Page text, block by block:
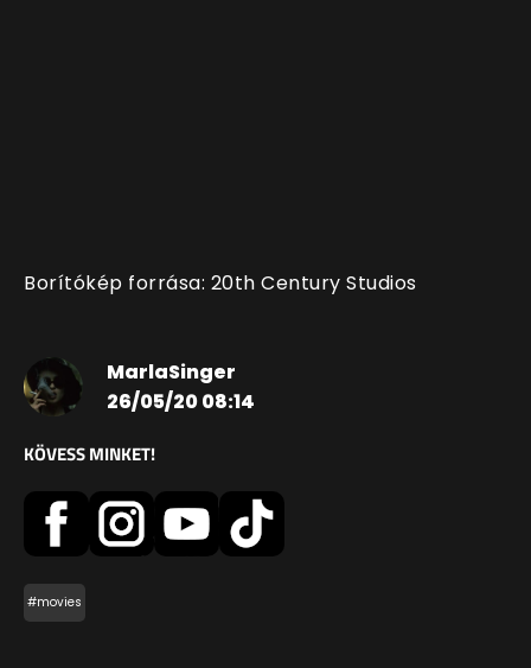
Borítókép forrása: 20th Century Studios
MarlaSinger
26/05/20 08:14
KÖVESS MINKET!
#movies